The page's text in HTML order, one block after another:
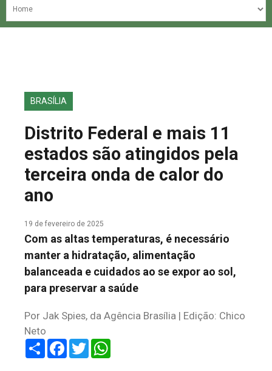
NOSSA HISTÓRIA
EDIÇÕES ANTERIORES
FALE CONOSCO
BRASÍLIA
Distrito Federal e mais 11
estados são atingidos pela
terceira onda de calor do
ano
19 de fevereiro de 2025
Com as altas temperaturas, é necessário
manter a hidratação, alimentação
balanceada e cuidados ao se expor ao sol,
para preservar a saúde
Por Jak Spies, da Agência Brasília | Edição: Chico
Neto
ShareFacebook
Twitter